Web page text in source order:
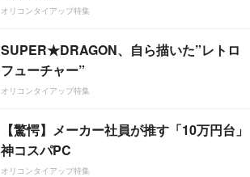
オリコンタイアップ特集
SUPER★DRAGON、自ら描いた”レトロ
フューチャー”
オリコンタイアップ特集
【驚愕】メーカー社員が推す「10万円台」
神コスパPC
オリコンタイアップ特集